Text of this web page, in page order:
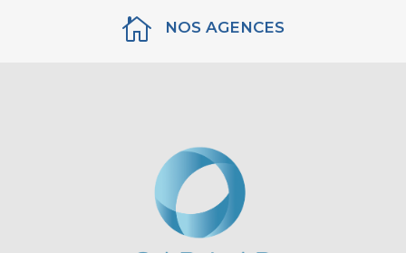
 NOS AGENCES